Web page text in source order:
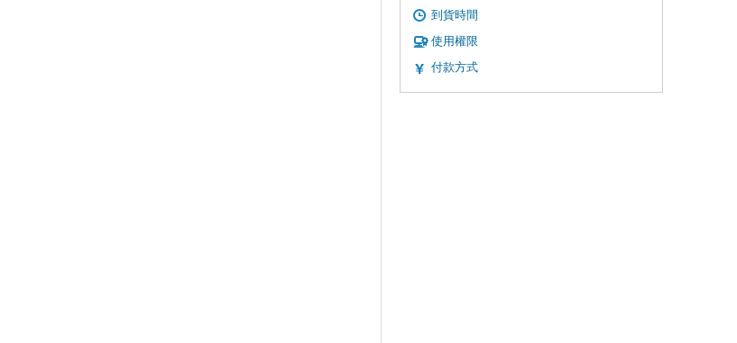
到貨時間
使用權限
付款方式